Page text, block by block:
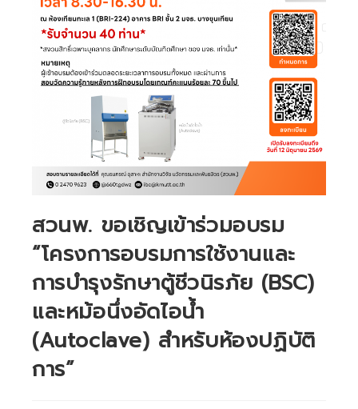
สวนพ. ขอเชิญเข้าร่วมอบรม
“โครงการอบรมการใช้งานและ
การบำรุงรักษาตู้ชีวนิรภัย (BSC)
และหม้อนึ่งอัดไอน้ำ
(Autoclave) สำหรับห้องปฏิบัติ
การ”